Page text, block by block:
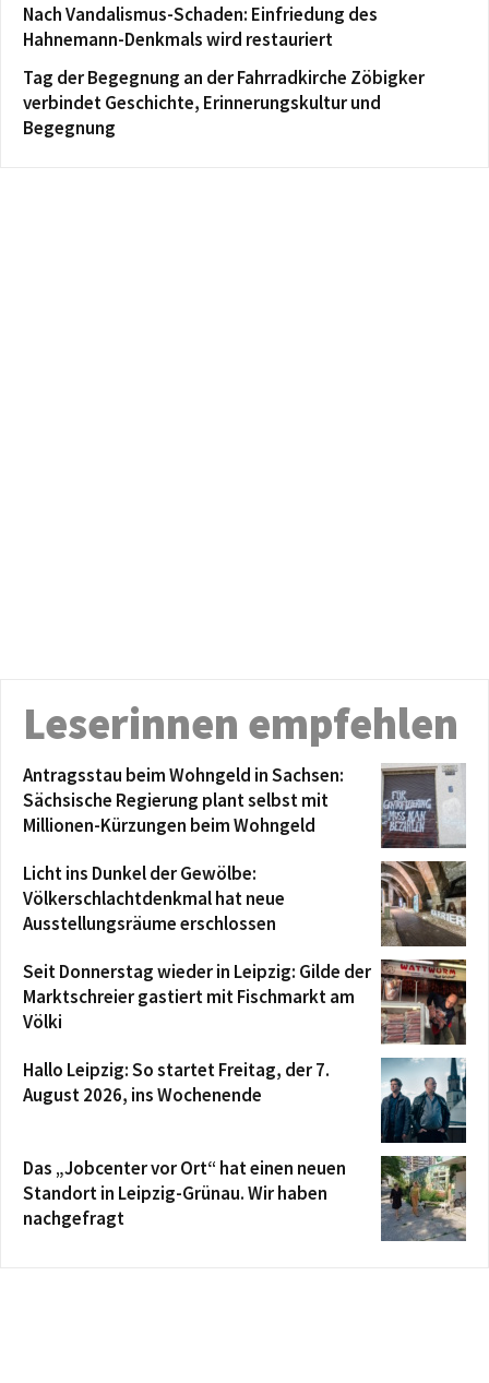
Nach Vandalismus-Schaden: Einfriedung des
Hahnemann-Denkmals wird restauriert
Tag der Begegnung an der Fahrradkirche Zöbigker
verbindet Geschichte, Erinnerungskultur und
Begegnung
Leserinnen empfehlen
Antragsstau beim Wohngeld in Sachsen:
Sächsische Regierung plant selbst mit
Millionen-Kürzungen beim Wohngeld
Licht ins Dunkel der Gewölbe:
Völkerschlachtdenkmal hat neue
Ausstellungsräume erschlossen
Seit Donnerstag wieder in Leipzig: Gilde der
Marktschreier gastiert mit Fischmarkt am
Völki
Hallo Leipzig: So startet Freitag, der 7.
August 2026, ins Wochenende
Das „Jobcenter vor Ort“ hat einen neuen
Standort in Leipzig-Grünau. Wir haben
nachgefragt